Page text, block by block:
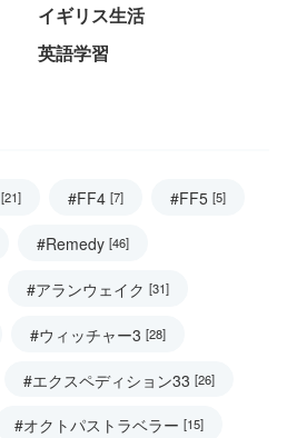
イギリス生活
英語学習
[21] #FF4 [7] #FF5 [5]
#Remedy [46]
#アランウェイク [31]
#ウィッチャー3 [28]
#エクスペディション33 [26]
#オクトパストラベラー [15]